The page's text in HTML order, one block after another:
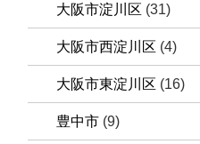
大阪市淀川区 (31)
大阪市西淀川区 (4)
大阪市東淀川区 (16)
豊中市 (9)